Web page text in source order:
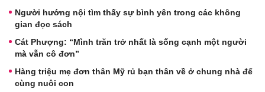
Người hướng nội tìm thấy sự bình yên trong các không
gian đọc sách
Cát Phượng: “Mình trăn trở nhất là sống cạnh một người
mà vẫn cô đơn”
Hàng triệu mẹ đơn thân Mỹ rủ bạn thân về ở chung nhà để
cùng nuôi con